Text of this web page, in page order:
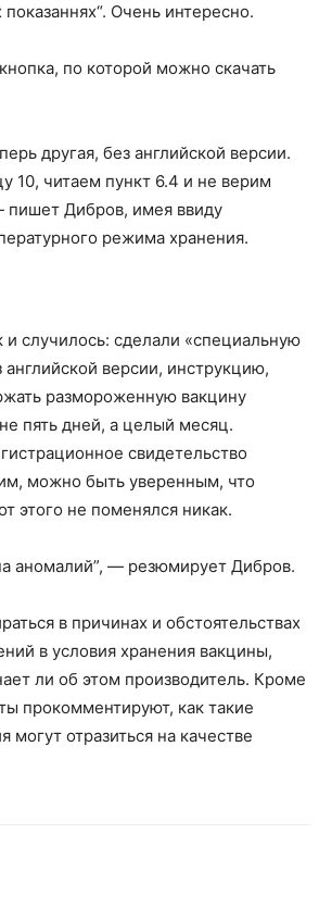
Очень интересно.
по которой можно скачать
другая, без английской версии.
10, читаем пункт 6.4 и не верим
пишет Дибров, имея ввиду
режима хранения.
и случилось: сделали «специальную
английской версии, инструкцию,
размороженную вакцину
пять дней, а целый месяц.
свидетельство
можно быть уверенным, что
этого не поменялся никак.
аномалий”, — резюмирует Дибров.
в причинах и обстоятельствах
в условия хранения вакцины,
ли об этом производитель. Кроме
прокомментируют, как такие
могут отразиться на качестве